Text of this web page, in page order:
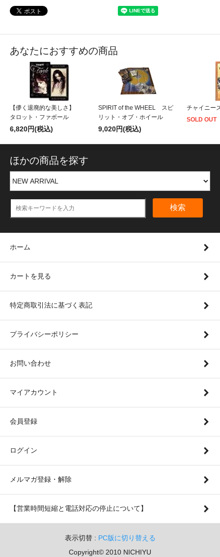
あなたにおすすめの商品
【儚く退廃的な美しさ】
タロット・ファボール
6,820円(税込)
SPIRIT of the WHEEL スピ
リット・オブ・ホイール
9,020円(税込)
チャイニー
SOLD OUT
ほかの商品を探す
検索
ホーム
カートを見る
特定商取引法に基づく表記
プライバシーポリシー
お問い合わせ
マイアカウント
会員登録
ログイン
メルマガ登録・解除
【営業時間短縮と電話対応の停止について】
表示切替 : PC版に切り替える
Copyright© 2010 NICHIYU